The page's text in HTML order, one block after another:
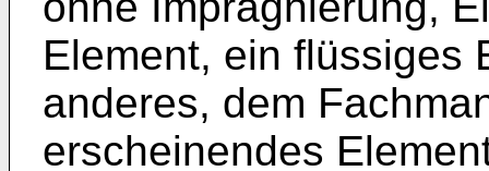
Element, ein flüssiges
anderes, dem
erscheinendes